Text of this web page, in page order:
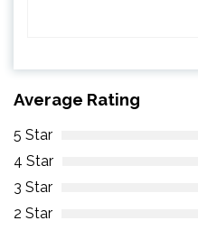
Average Rating
5 Star
4 Star
3 Star
2 Star